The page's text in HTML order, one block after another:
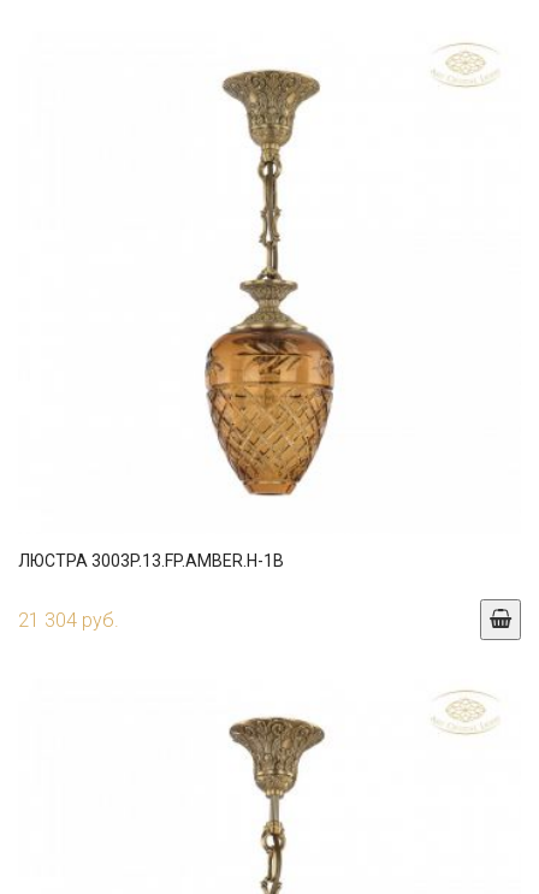
ЛЮСТРА 3003P.13.FP.AMBER.H-1B
21 304 руб.